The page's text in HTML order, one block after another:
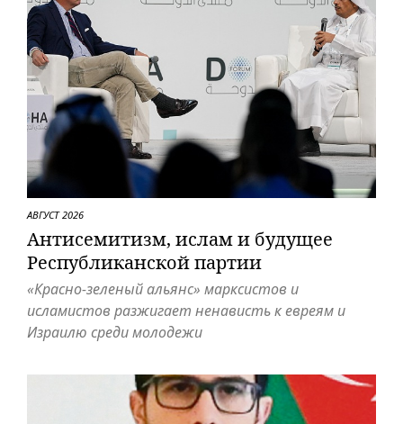
АВГУСТ 2026
Антисемитизм, ислам и будущее
Респуб­ликанской партии
«Красно-зеленый альянс» марксистов и
исламистов разжигает ненависть к евреям и
Израилю среди молодежи